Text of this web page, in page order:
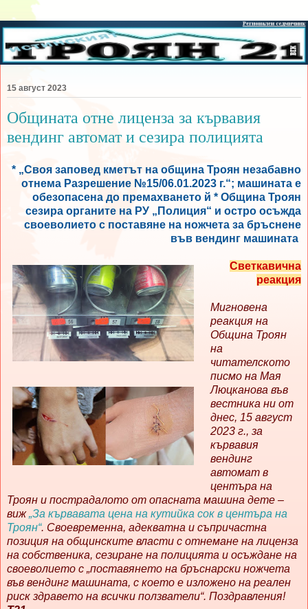
15 август 2023
Общината отне лиценза за кървавия
вендинг автомат и сезира полицията
* „Своя заповед кметът на община Троян незабавно
отнема Разрешение №15/06.01.2023 г.“; машината е
обезопасена до премахването й * Община Троян
сезира органите на РУ „Полиция“ и остро осъжда
своеволието с поставяне на ножчета за бръснене
във вендинг машината
Светкавична
реакция
Мигновена
реакция на
Община Троян
на
читателското
писмо на Мая
Люцканова във
вестника ни от
днес, 15 август
2023 г., за
кървавия
вендинг
автомат в
центъра на
Троян и пострадалото от опасната машина дете –
виж„За кървавата цена на кутийка сок в центъра на
Троян“. Своевременна, адекватна и съпричастна
позиция на общинските власти с отнемане на лиценза
на собственика, сезиране на полицията и осъждане на
своеволието с „поставянето на бръснарски ножчета
във вендинг машината, с което е изложено на реален
риск здравето на всички ползватели“. Поздравления!